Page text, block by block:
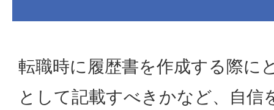
転職時に履歴書を作成する際に
として記載すべきかなど、自信